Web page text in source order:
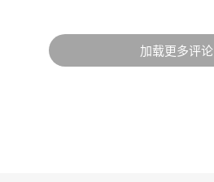
加载更多评论